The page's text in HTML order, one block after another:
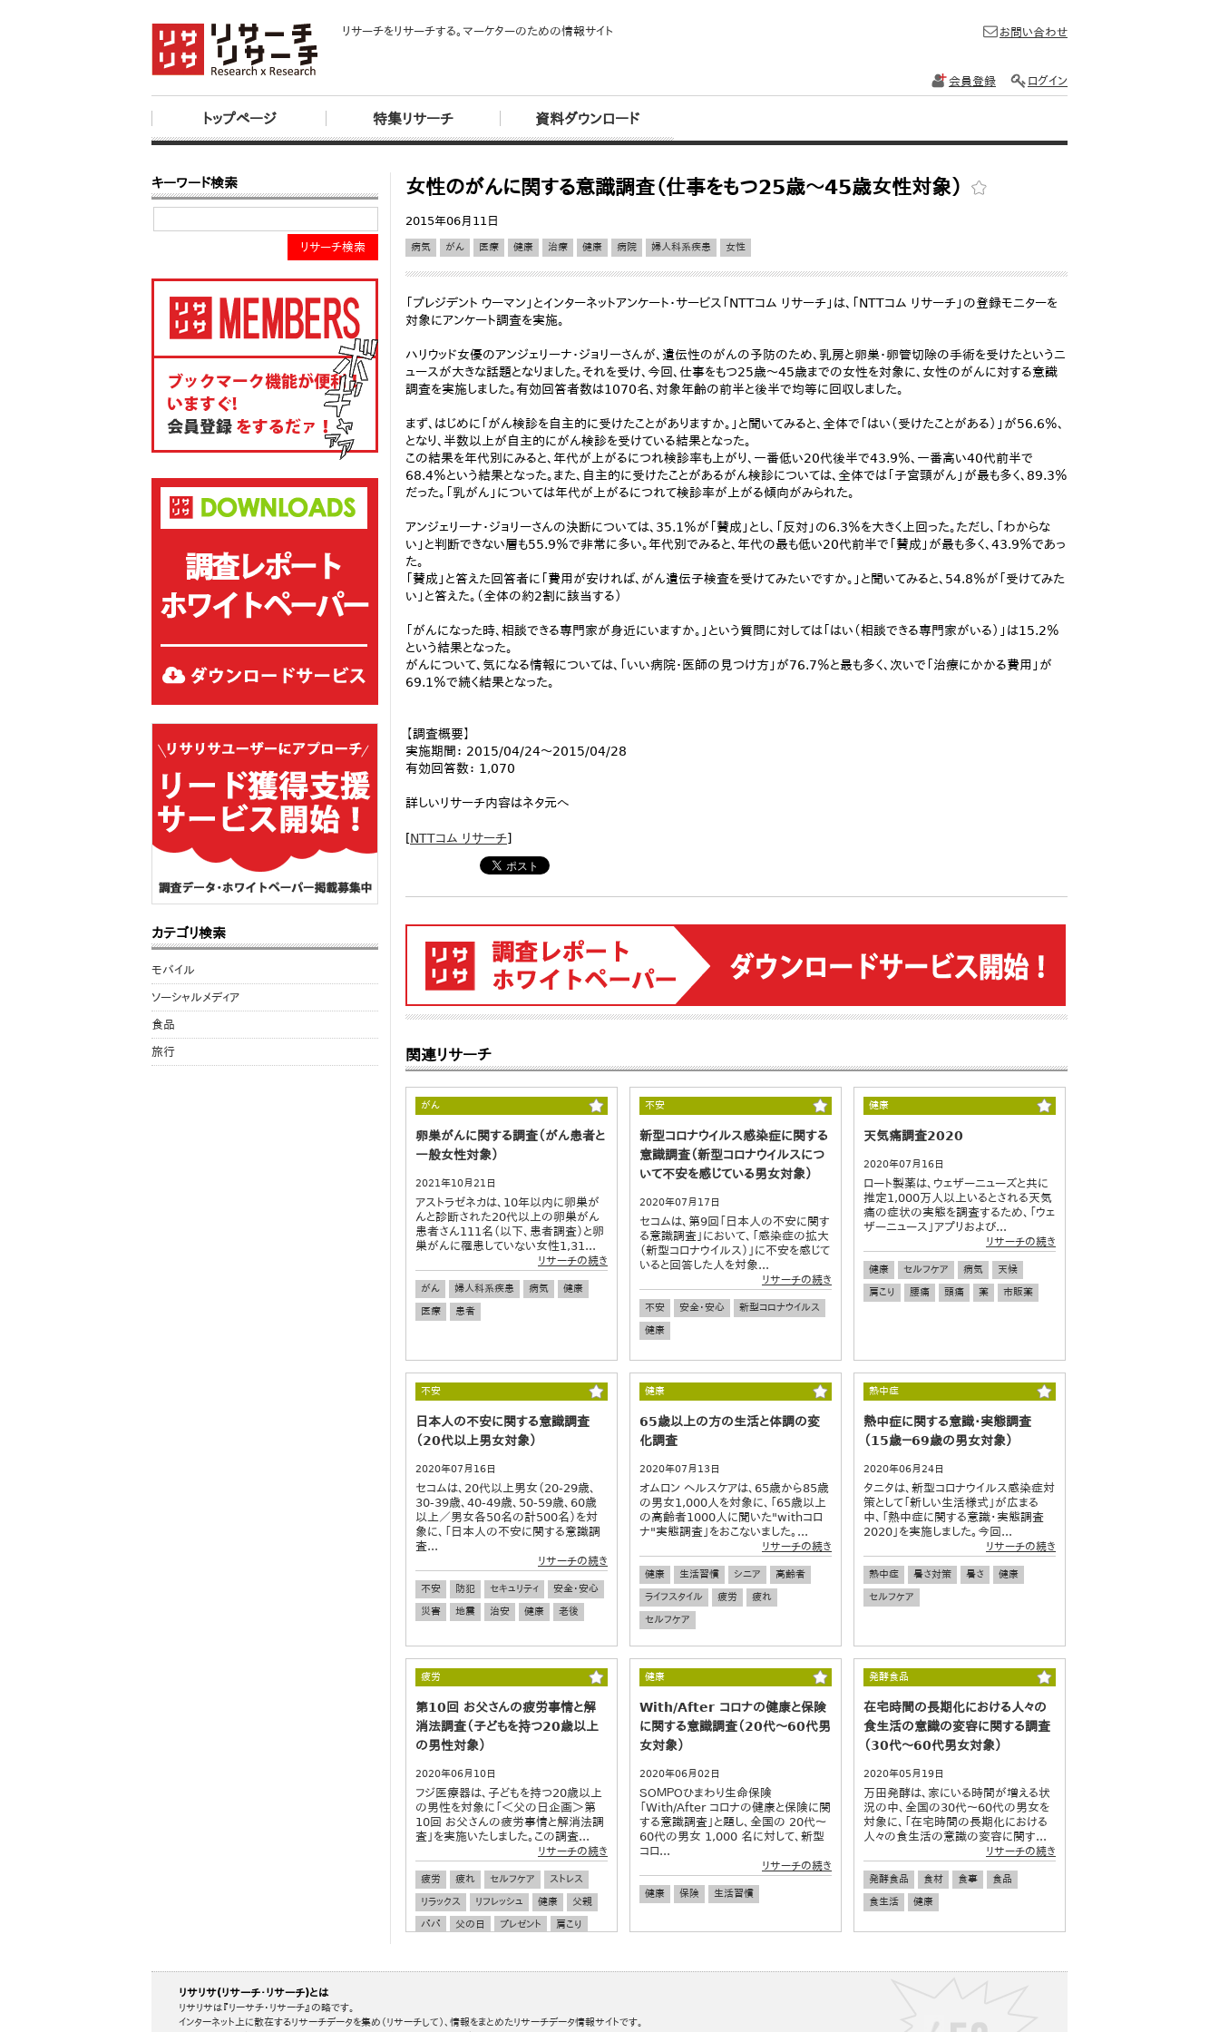
リサーチをリサーチする。マーケターのための情報サイト
トップページ 特集リサーチ 資料ダウンロード
お問い合わせ
会員登録 ログイン
女性のがんに関する意識調査（仕事をもつ25歳～45歳女性対象）
2015年06月11日
病気 がん 医療 健康 治療 健康 病院 婦人科系疾患 女性
「プレジデント ウーマン」とインターネットアンケート・サービス「NTTコム リサーチ」は、「NTTコム リサーチ」の登録モニターを
対象にアンケート調査を実施。
ハリウッド女優のアンジェリーナ・ジョリーさんが、遺伝性のがんの予防のため、乳房と卵巣・卵管切除の手術を受けたというニ
ュースが大きな話題となりました。それを受け、今回、仕事をもつ25歳～45歳までの女性を対象に、女性のがんに対する意識
調査を実施しました。有効回答者数は1070名、対象年齢の前半と後半で均等に回収しました。
まず、はじめに「がん検診を自主的に受けたことがありますか。」と聞いてみると、全体で「はい（受けたことがある）」が56.6％、
となり、半数以上が自主的にがん検診を受けている結果となった。
この結果を年代別にみると、年代が上がるにつれ検診率も上がり、一番低い20代後半で43.9％、一番高い40代前半で
68.4％という結果となった。また、自主的に受けたことがあるがん検診については、全体では「子宮頸がん」が最も多く、89.3％
だった。「乳がん」については年代が上がるにつれて検診率が上がる傾向がみられた。
アンジェリーナ・ジョリーさんの決断については、35.1％が「賛成」とし、「反対」の6.3％を大きく上回った。ただし、「わからな
い」と判断できない層も55.9％で非常に多い。年代別でみると、年代の最も低い20代前半で「賛成」が最も多く、43.9％であっ
た。
「賛成」と答えた回答者に「費用が安ければ、がん遺伝子検査を受けてみたいですか。」と聞いてみると、54.8％が「受けてみた
い」と答えた。（全体の約2割に該当する）
「がんになった時、相談できる専門家が身近にいますか。」という質問に対しては「はい（相談できる専門家がいる）」は15.2％
という結果となった。
がんについて、気になる情報については、「いい病院・医師の見つけ方」が76.7％と最も多く、次いで「治療にかかる費用」が
69.1％で続く結果となった。
【調査概要】
実施期間： 2015/04/24～2015/04/28
有効回答数： 1,070
詳しいリサーチ内容はネタ元へ
[NTTコム リサーチ]
関連リサーチ
がん
卵巣がんに関する調査（がん患者と
一般女性対象）
2021年10月21日
アストラゼネカは、10年以内に卵巣が
んと診断された20代以上の卵巣がん
患者さん111名（以下、患者調査）と卵
巣がんに罹患していない女性1,31...
リサーチの続き
がん 婦人科系疾患 病気
健康
医療
患者
不安
新型コロナウイルス感染症に関する
意識調査（新型コロナウイルスにつ
いて不安を感じている男女対象）
2020年07月17日
セコムは、第9回「日本人の不安に関す
る意識調査」において、「感染症の拡大
（新型コロナウイルス）」に不安を感じて
いると回答した人を対象...
リサーチの続き
不安 安全・安心
新型コロナウイルス
健康
健康
天気痛調査2020
2020年07月16日
ロート製薬は、ウェザーニューズと共に
推定1,000万人以上いるとされる天気
痛の症状の実態を調査するため、「ウェ
ザーニュース」アプリおよび...
リサーチの続き
健康 セルフケア 病気
天候
肩こり
腰痛 頭痛 薬 市販薬
不安
日本人の不安に関する意識調査
（20代以上男女対象）
2020年07月16日
セコムは、20代以上男女（20-29歳、
30-39歳、40-49歳、50-59歳、60歳
以上／男女各50名の計500名）を対
象に、「日本人の不安に関する意識調
査...
リサーチの続き
不安 防犯 セキュリティ
安全・安心
災害
地震 治安 健康 老後
健康
65歳以上の方の生活と体調の変
化調査
2020年07月13日
オムロン ヘルスケアは、65歳から85歳
の男女1,000人を対象に、「65歳以上
の高齢者1000人に聞いた"withコロ
ナ"実態調査」をおこないました。...
リサーチの続き
健康 生活習慣 シニア
高齢者
ライフスタイル
疲労
疲れ
セルフケア
熱中症
熱中症に関する意識・実態調査
（15歳－69歳の男女対象）
2020年06月24日
タニタは、新型コロナウイルス感染症対
策として「新しい生活様式」が広まる
中、「熱中症に関する意識・実態調査
2020」を実施しました。今回...
リサーチの続き
熱中症 暑さ対策 暑さ
健康
セルフケア
疲労
第10回 お父さんの疲労事情と解
消法調査（子どもを持つ20歳以上
の男性対象）
2020年06月10日
フジ医療器は、子どもを持つ20歳以上
の男性を対象に「＜父の日企画＞第
10回 お父さんの疲労事情と解消法調
査」を実施いたしました。この調査...
リサーチの続き
疲労 疲れ セルフケア
ストレス
リラックス
リフレッシュ 健康
父親
パパ
父の日 プレゼント
肩こり
健康
With/After コロナの健康と保険
に関する意識調査（20代～60代男
女対象）
2020年06月02日
ＳＯＭＰＯひまわり生命保険
「With/After コロナの健康と保険に関
する意識調査」と題し、全国の 20代～
60代の男女 1,000 名に対して、新型
コロ...
リサーチの続き
健康 保険 生活習慣
発酵食品
在宅時間の長期化における人々の
食生活の意識の変容に関する調査
（30代～60代男女対象）
2020年05月19日
万田発酵は、家にいる時間が増える状
況の中、全国の30代～60代の男女を
対象に、「在宅時間の長期化における
人々の食生活の意識の変容に関す...
リサーチの続き
発酵食品 食材 食事
食品
食生活
健康
キーワード検索
リサーチ検索
カテゴリ検索
モバイル
ソーシャルメディア
食品
旅行
リサリサ(リサーチ・リサーチ)とは
リサリサは『リーサチ・リサーチ』の略です。
インターネット上に散在するリサーチデータを集め（リサーチして）、情報をまとめたリサーチデータ情報サイトです。